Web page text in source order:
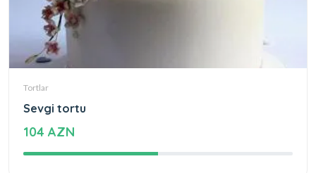
Tortlar
Sevgi tortu
104 AZN